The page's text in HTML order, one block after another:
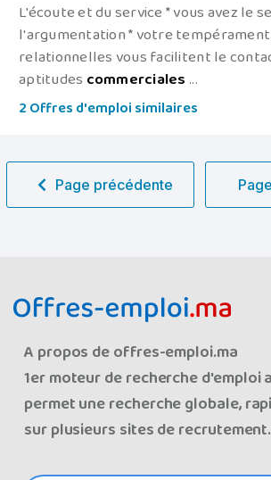
L'écoute et du service * vous avez le
l'argumentation * votre
relationnelles vous facilitent le
aptitudes commerciales ...
2 Offres d'emploi similaires
Page précédente
A propos de offres-emploi.ma
1er moteur de recherche d'emploi
permet une recherche globale,
sur plusieurs sites de recrutement.